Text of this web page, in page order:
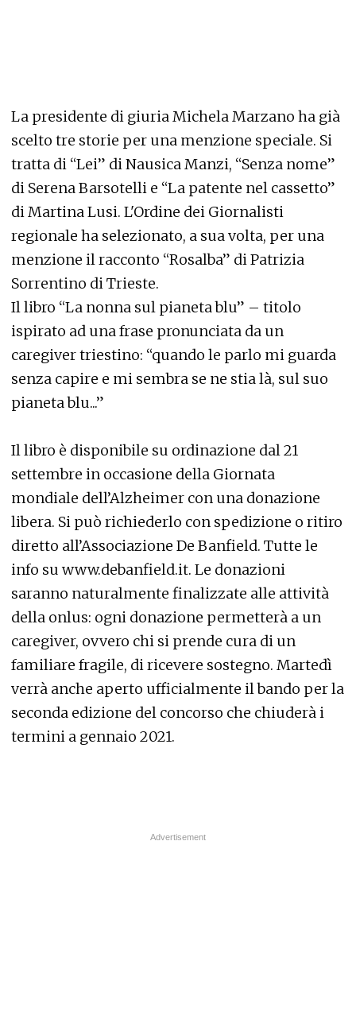
La presidente di giuria Michela Marzano ha già
scelto tre storie per una menzione speciale. Si
tratta di “Lei” di Nausica Manzi, “Senza nome”
di Serena Barsotelli e “La patente nel cassetto”
di Martina Lusi. L'Ordine dei Giornalisti
regionale ha selezionato, a sua volta, per una
menzione il racconto “Rosalba” di Patrizia
Sorrentino di Trieste.
Il libro “La nonna sul pianeta blu” – titolo
ispirato ad una frase pronunciata da un
caregiver triestino: “quando le parlo mi guarda
senza capire e mi sembra se ne stia là, sul suo
pianeta blu...”
Il libro è disponibile su ordinazione dal 21
settembre in occasione della Giornata
mondiale dell’Alzheimer con una donazione
libera. Si può richiederlo con spedizione o ritiro
diretto all’Associazione De Banfield. Tutte le
info su www.debanfield.it. Le donazioni
saranno naturalmente finalizzate alle attività
della onlus: ogni donazione permetterà a un
caregiver, ovvero chi si prende cura di un
familiare fragile, di ricevere sostegno. Martedì
verrà anche aperto ufficialmente il bando per la
seconda edizione del concorso che chiuderà i
termini a gennaio 2021.